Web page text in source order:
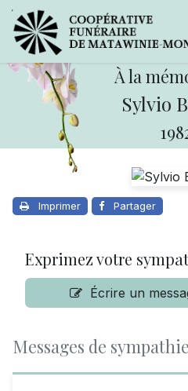
À la
Sylvio
Imprimer Partager
Exprimez votre
Écrire un
Messages de sympathie